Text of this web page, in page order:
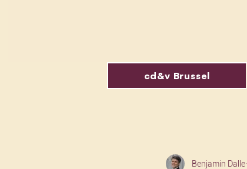
cd&v Brussel
Benjamin Dalle